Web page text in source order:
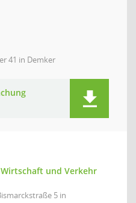
41 in Demker
und Verkehr
5 in